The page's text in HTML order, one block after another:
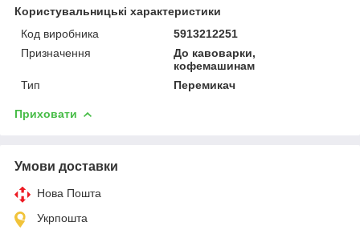
Користувальницькі характеристики
Код виробника
5913212251
Призначення
До кавоварки,
кофемашинам
Тип
Перемикач
Приховати
Умови доставки
Нова Пошта
Укрпошта